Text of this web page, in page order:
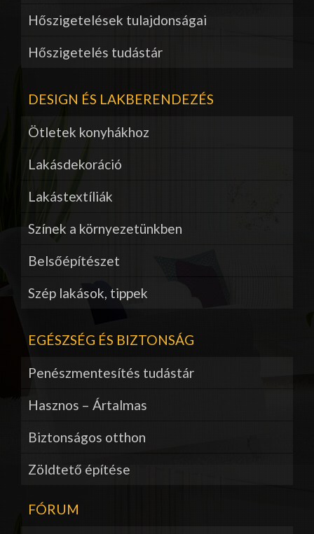
Hőszigetelések tulajdonságai
Hőszigetelés tudástár
DESIGN ÉS LAKBERENDEZÉS
Ötletek konyhákhoz
Lakásdekoráció
Lakástextíliák
Színek a környezetünkben
Belsőépítészet
Szép lakások, tippek
EGÉSZSÉG ÉS BIZTONSÁG
Penészmentesítés tudástár
Hasznos – Ártalmas
Biztonságos otthon
Zöldtető építése
FÓRUM